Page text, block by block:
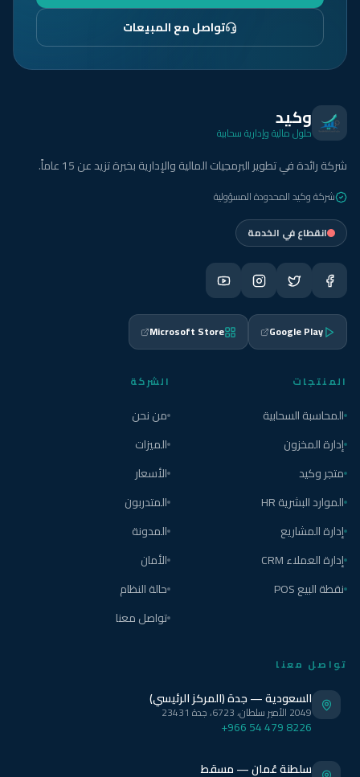
تواصل مع المبيعات
وكيد
حلول مالية وإدارية سحابية
شركة رائدة في تطوير البرمجيات المالية والإدارية بخبرة تزيد عن 15 عاماً.
شركة وكيد المحدودة المسؤولية
انقطاع في الخدمة
Google Play
Microsoft Store
المنتجات
المحاسبة السحابية
إدارة المخزون
متجر وكيد
الموارد البشرية HR
إدارة المشاريع
إدارة العملاء CRM
نقطة البيع POS
الشركة
من نحن
الميزات
الأسعار
المتدربون
المدونة
الأمان
حالة النظام
تواصل معنا
تواصل معنا
السعودية — جدة (المركز الرئيسي)
2049 الأمير سلطان، 6723، جدة 23431
+966 54 479 8226
سلطنة عُمان — مسقط